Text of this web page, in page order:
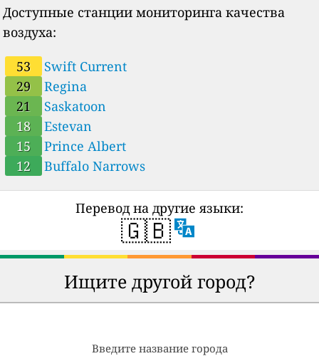
Доступные станции мониторинга качества
воздуха:
53
Swift Current
29
Regina
21
Saskatoon
18
Estevan
15
Prince Albert
12
Buffalo Narrows
Перевод на другие языки:
🇬🇧
Ищите другой город?
Введите название города